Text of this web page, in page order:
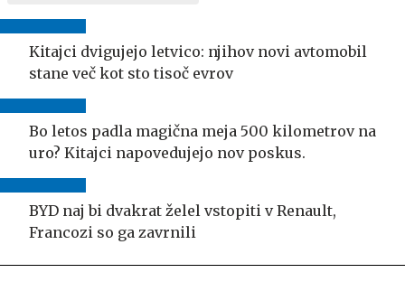
Kitajci dvigujejo letvico: njihov novi avtomobil
stane več kot sto tisoč evrov
Bo letos padla magična meja 500 kilometrov na
uro? Kitajci napovedujejo nov poskus.
BYD naj bi dvakrat želel vstopiti v Renault,
Francozi so ga zavrnili